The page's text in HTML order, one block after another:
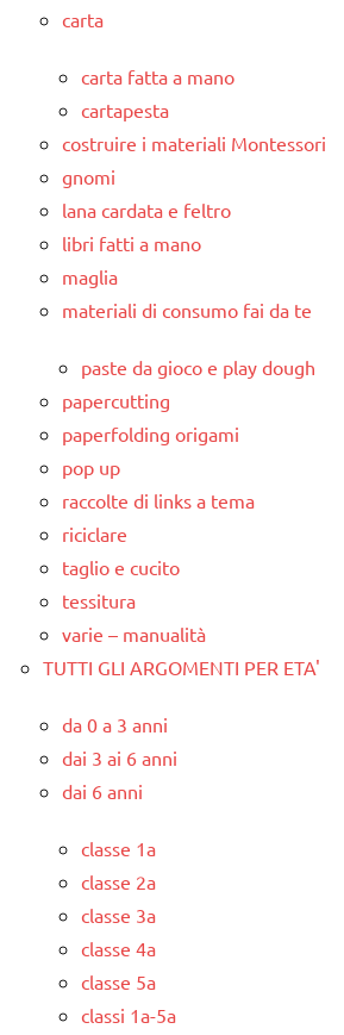
carta
carta fatta a mano
cartapesta
costruire i materiali Montessori
gnomi
lana cardata e feltro
libri fatti a mano
maglia
materiali di consumo fai da te
paste da gioco e play dough
papercutting
paperfolding origami
pop up
raccolte di links a tema
riciclare
taglio e cucito
tessitura
varie – manualità
TUTTI GLI ARGOMENTI PER ETA'
da 0 a 3 anni
dai 3 ai 6 anni
dai 6 anni
classe 1a
classe 2a
classe 3a
classe 4a
classe 5a
classi 1a-5a